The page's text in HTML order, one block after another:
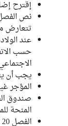
إقترح إضافة 10 ساعات
تتعارض
عند
حسب
يجب أن يتماشى
المؤجر
صندوق
المنحة